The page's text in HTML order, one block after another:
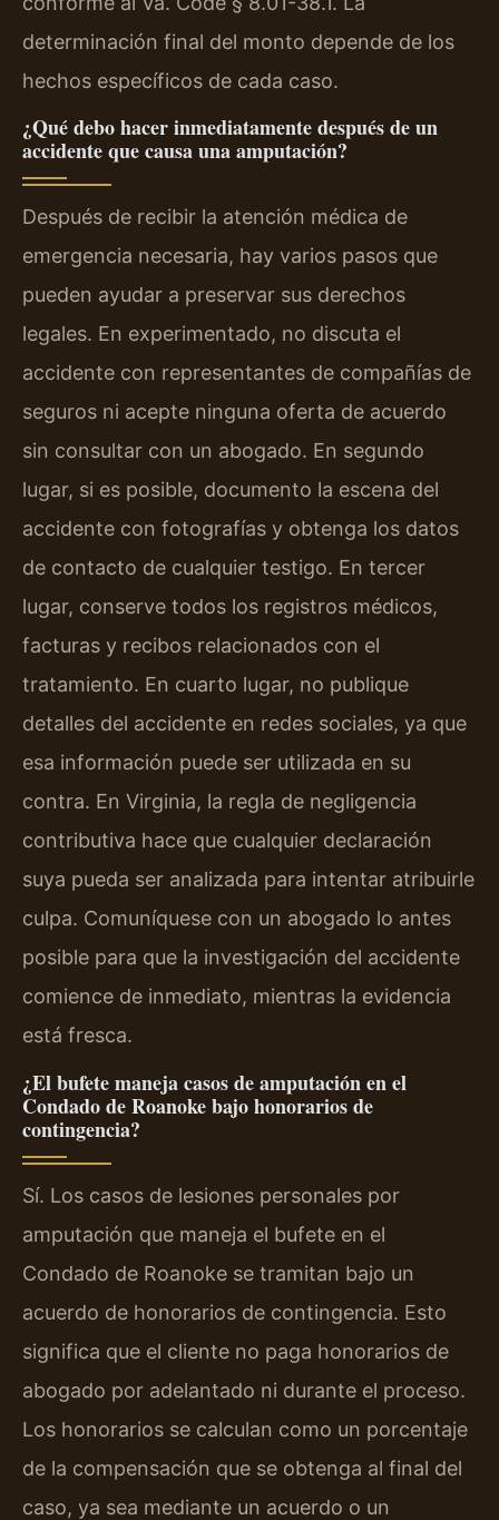
determinación final del monto depende de los
hechos específicos de cada caso.
¿Qué debo hacer inmediatamente después de un
accidente que causa una amputación?
Después de recibir la atención médica de
emergencia necesaria, hay varios pasos que
pueden ayudar a preservar sus derechos
legales. En experimentado, no discuta el
accidente con representantes de compañías de
seguros ni acepte ninguna oferta de acuerdo
sin consultar con un abogado. En segundo
lugar, si es posible, documento la escena del
accidente con fotografías y obtenga los datos
de contacto de cualquier testigo. En tercer
lugar, conserve todos los registros médicos,
facturas y recibos relacionados con el
tratamiento. En cuarto lugar, no publique
detalles del accidente en redes sociales, ya que
esa información puede ser utilizada en su
contra. En Virginia, la regla de negligencia
contributiva hace que cualquier declaración
suya pueda ser analizada para intentar atribuirle
culpa. Comuníquese con un abogado lo antes
posible para que la investigación del accidente
comience de inmediato, mientras la evidencia
está fresca.
¿El bufete maneja casos de amputación en el
Condado de Roanoke bajo honorarios de
contingencia?
Sí. Los casos de lesiones personales por
amputación que maneja el bufete en el
Condado de Roanoke se tramitan bajo un
acuerdo de honorarios de contingencia. Esto
significa que el cliente no paga honorarios de
abogado por adelantado ni durante el proceso.
Los honorarios se calculan como un porcentaje
de la compensación que se obtenga al final del
caso, ya sea mediante un acuerdo o un